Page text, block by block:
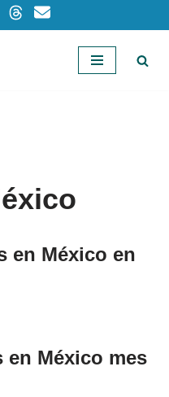
en México en
en México mes